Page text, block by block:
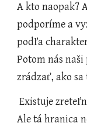
A kto naopak?
podporíme a
podľa
Potom nás
zrádzať, ako sa
Existuje zreteľná hranica medzi dobrom a zlom.
Ale tá hranica